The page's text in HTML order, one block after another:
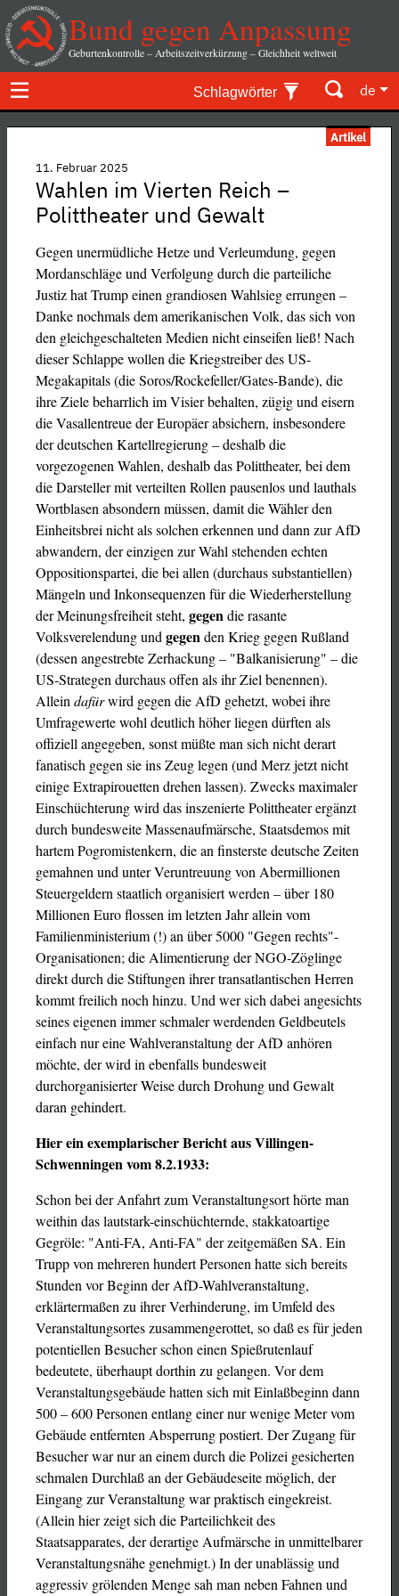
Bund gegen Anpassung
Geburtenkontrolle – Arbeitszeitverkürzung – Gleichheit weltweit
Schlagwörter de
Artikel
11. Februar 2025
Wahlen im Vierten Reich –
Polittheater und Gewalt
Gegen unermüdliche Hetze und Verleumdung, gegen
Mordanschläge und Verfolgung durch die parteiliche
Justiz hat Trump einen grandiosen Wahlsieg errungen –
Danke nochmals dem amerikanischen Volk, das sich von
den gleichgeschalteten Medien nicht einseifen ließ! Nach
dieser Schlappe wollen die Kriegstreiber des US-
Megakapitals (die Soros/Rockefeller/Gates-Bande), die
ihre Ziele beharrlich im Visier behalten, zügig und eisern
die Vasallentreue der Europäer absichern, insbesondere
der deutschen Kartellregierung – deshalb die
vorgezogenen Wahlen, deshalb das Polittheater, bei dem
die Darsteller mit verteilten Rollen pausenlos und lauthals
Wortblasen absondern müssen, damit die Wähler den
Einheitsbrei nicht als solchen erkennen und dann zur AfD
abwandern, der einzigen zur Wahl stehenden echten
Oppositionspartei, die bei allen (durchaus substantiellen)
Mängeln und Inkonsequenzen für die Wiederherstellung
der Meinungsfreiheit steht, gegendie rasante
Volksverelendung undgegenden Krieg gegen Rußland
(dessen angestrebte Zerhackung ­– "Balkanisierung" – die
US-Strategen durchaus offen als ihr Ziel benennen).
Alleindafürwird gegen die AfD gehetzt, wobei ihre
Umfragewerte wohl deutlich höher liegen dürften als
offiziell angegeben, sonst müßte man sich nicht derart
fanatisch gegen sie ins Zeug legen (und Merz jetzt nicht
einige Extrapirouetten drehen lassen). Zwecks maximaler
Einschüchterung wird das inszenierte Polittheater ergänzt
durch bundesweite Massenaufmärsche, Staatsdemos mit
hartem Pogromistenkern, die an finsterste deutsche Zeiten
gemahnen und unter Veruntreuung von Abermillionen
Steuergeldern staatlich organisiert werden – über 180
Millionen Euro flossen im letzten Jahr allein vom
Familienministerium (!) an über 5000 "Gegen rechts"-
Organisationen; die Alimentierung der NGO-Zöglinge
direkt durch die Stiftungen ihrer transatlantischen Herren
kommt freilich noch hinzu. Und wer sich dabei angesichts
seines eigenen immer schmaler werdenden Geldbeutels
einfach nur eine Wahlveranstaltung der AfD anhören
möchte, der wird in ebenfalls bundesweit
durchorganisierter Weise durch Drohung und Gewalt
daran gehindert.
Hier ein exemplarischer Bericht aus Villingen-
Schwenningen vom 8.2.1933:
Schon bei der Anfahrt zum Veranstaltungsort hörte man
weithin das lautstark-einschüchternde, stakkatoartige
Gegröle: "Anti-FA, Anti-FA" der zeitgemäßen SA. Ein
Trupp von mehreren hundert Personen hatte sich bereits
Stunden vor Beginn der AfD-Wahlveranstaltung,
erklärtermaßen zu ihrer Verhinderung, im Umfeld des
Veranstaltungsortes zusammengerottet, so daß es für jeden
potentiellen Besucher schon einen Spießrutenlauf
bedeutete, überhaupt dorthin zu gelangen. Vor dem
Veranstaltungsgebäude hatten sich mit Einlaßbeginn dann
500 – 600 Personen entlang einer nur wenige Meter vom
Gebäude entfernten Absperrung postiert. Der Zugang für
Besucher war nur an einem durch die Polizei gesicherten
schmalen Durchlaß an der Gebäudeseite möglich, der
Eingang zur Veranstaltung war praktisch eingekreist.
(Allein hier zeigt sich die Parteilichkeit des
Staatsapparates, der derartige Aufmärsche in unmittelbarer
Veranstaltungsnähe genehmigt.) In der unablässig und
aggressiv grölenden Menge sah man neben Fahnen und